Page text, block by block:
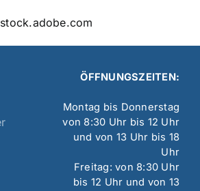
ÖFFNUNGSZEITEN:
Montag bis Donnerstag
von 8:30 Uhr bis 12 Uhr
und von 13 Uhr bis 18
Uhr
Freitag: von 8:30 Uhr
bis 12 Uhr und von 13